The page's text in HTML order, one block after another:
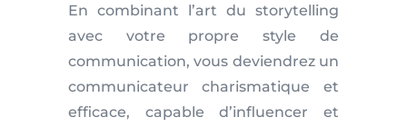
En combinant l’art du storytelling
avec votre propre style de
communication, vous deviendrez un
communicateur charismatique et
efficace, capable d’influencer et